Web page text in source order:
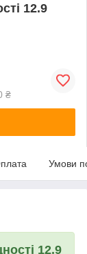
12.9
₴
Умови
12.9